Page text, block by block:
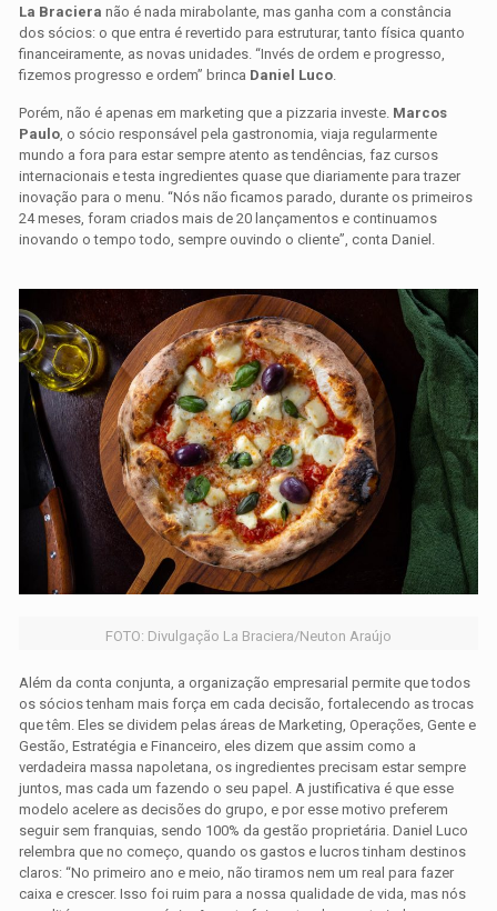
La Braciera não é nada mirabolante, mas ganha com a constância
dos sócios: o que entra é revertido para estruturar, tanto física quanto
financeiramente, as novas unidades. “Invés de ordem e progresso,
fizemos progresso e ordem” brinca Daniel Luco
Porém, não é apenas em marketing que a pizzaria investe. Marcos
Paulo , o sócio responsável pela gastronomia, viaja regularmente
mundo a fora para estar sempre atento as tendências, faz cursos
internacionais e testa ingredientes quase que diariamente para trazer
inovação para o menu. “Nós não ficamos parado, durante os primeiros
24 meses, foram criados mais de 20 lançamentos e continuamos
inovando o tempo todo, sempre ouvindo o cliente”, conta Daniel.
FOTO: Divulgação La Braciera/Neuton Araújo
Além da conta conjunta, a organização empresarial permite que todos
os sócios tenham mais força em cada decisão, fortalecendo as trocas
que têm. Eles se dividem pelas áreas de Marketing, Operações, Gente e
Gestão, Estratégia e Financeiro, eles dizem que assim como a
verdadeira massa napoletana, os ingredientes precisam estar sempre
juntos, mas cada um fazendo o seu papel. A justificativa é que esse
modelo acelere as decisões do grupo, e por esse motivo preferem
seguir sem franquias, sendo 100% da gestão proprietária. Daniel Luco
relembra que no começo, quando os gastos e lucros tinham destinos
claros: “No primeiro ano e meio, não tiramos nem um real para fazer
caixa e crescer. Isso foi ruim para a nossa qualidade de vida, mas nós